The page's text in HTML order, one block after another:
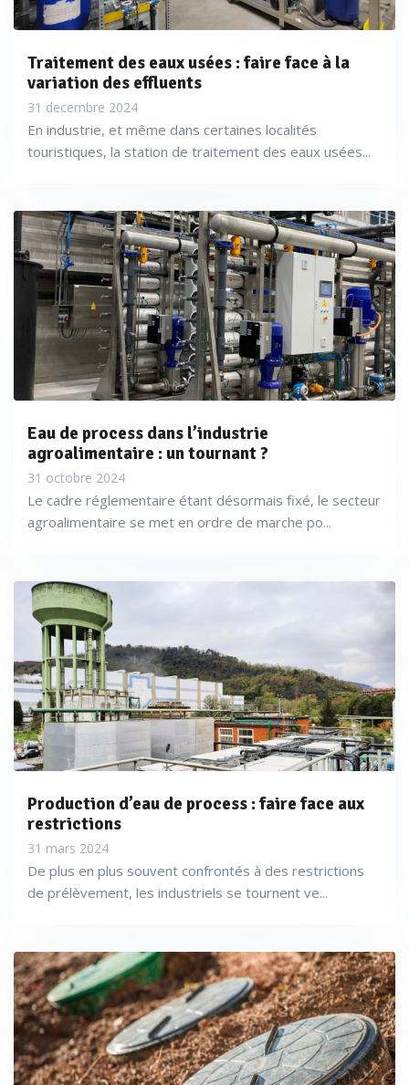
Traitement des eaux usées : faire face à la
variation des effluents
31 decembre 2024
En industrie, et même dans certaines localités
touristiques, la station de traitement des eaux usées...
Eau de process dans l’industrie
agroalimentaire : un tournant ?
31 octobre 2024
Le cadre réglementaire étant désormais fixé, le secteur
agroalimentaire se met en ordre de marche po...
Production d’eau de process : faire face aux
restrictions
31 mars 2024
De plus en plus souvent confrontés à des restrictions
de prélèvement, les industriels se tournent ve...